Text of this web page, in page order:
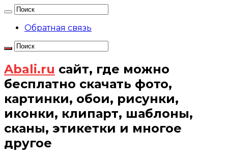
Обратная связь
Abali.ru сайт, где можно
бесплатно скачать фото,
картинки, обои, рисунки,
иконки, клипарт, шаблоны,
сканы, этикетки и многое
другое